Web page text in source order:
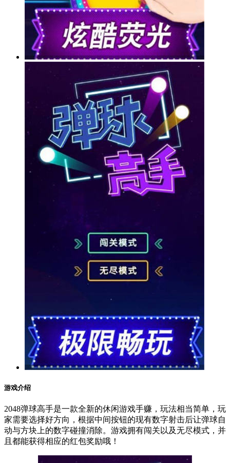
游戏介绍
2048弹球高手是一款全新的休闲游戏手赚，玩法相当简单，玩
家需要选择好方向，根据中间按钮的现有数字射击后让弹球自
动与方块上的数字碰撞消除。游戏拥有闯关以及无尽模式，并
且都能获得相应的红包奖励哦！